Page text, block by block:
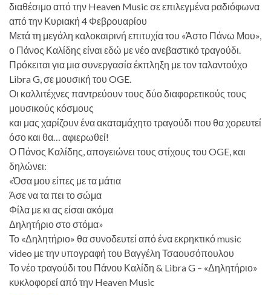
διαθέσιμο από την Heaven Music σε επιλεγμένα ραδιόφωνα
από την Κυριακή 4 Φεβρουαρίου
Μετά τη μεγάλη καλοκαιρινή επιτυχία του «Άστο Πάνω Μου»,
ο Πάνος Καλίδης είναι εδώ με νέο ανεβαστικό τραγούδι.
Πρόκειται για μια συνεργασία έκπληξη με τον ταλαντούχο
Libra G, σε μουσική του OGE.
Οι καλλιτέχνες παντρεύουν τους δύο διαφορετικούς τους
μουσικούς κόσμους
και μας χαρίζουν ένα ακαταμάχητο τραγούδι που θα χορευτεί
όσο και θα… αφιερωθεί!
Ο Πάνος Καλίδης, απογειώνει τους στίχους του OGE, και
δηλώνει:
«Όσα μου είπες με τα μάτια
Άσε να τα πει το σώμα
Φίλα με κι ας είσαι ακόμα
Δηλητήριο στο στόμα»
Το «Δηλητήριο» θα συνοδευτεί από ένα εκρηκτικό music
video με την υπογραφή του Βαγγέλη Τσαουσόπουλου
Το νέο τραγούδι του Πάνου Καλίδη & Libra G – «Δηλητήριο»
κυκλοφορεί από την Heaven Music